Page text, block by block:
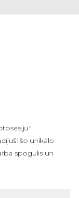
šo unikālo
spogulis un